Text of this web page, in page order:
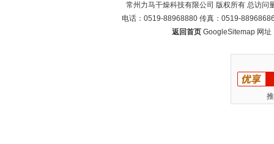
常州力马干燥科技有限公司 版权所有 总访问
电话：0519-88968880 传真：0519-
返回首页 GoogleSitemap 网